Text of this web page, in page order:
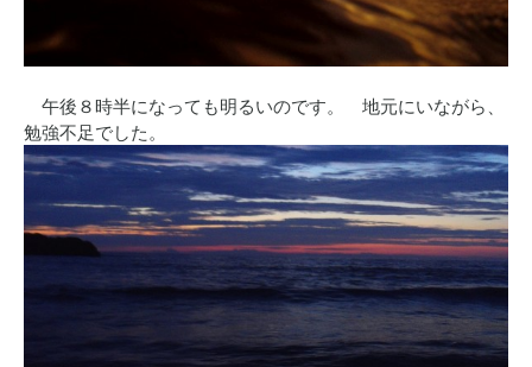
午後８時半になっても明るいのです。 地元にいながら、
勉強不足でした。